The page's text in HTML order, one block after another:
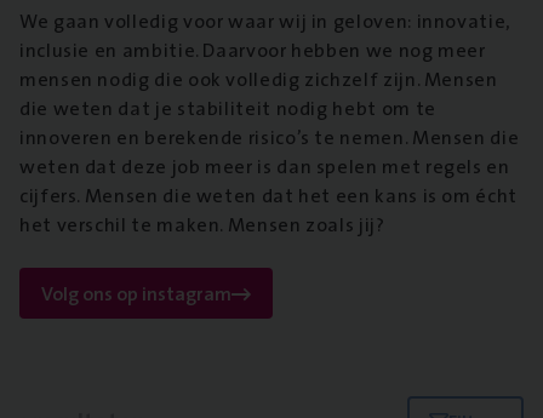
We gaan volledig voor waar wij in geloven: innovatie,
inclusie en ambitie. Daarvoor hebben we nog meer
mensen nodig die ook volledig zichzelf zijn. Mensen
die weten dat je stabiliteit nodig hebt om te
innoveren en berekende risico’s te nemen. Mensen die
weten dat deze job meer is dan spelen met regels en
cijfers. Mensen die weten dat het een kans is om écht
het verschil te maken. Mensen zoals jij?
Volg ons op instagram